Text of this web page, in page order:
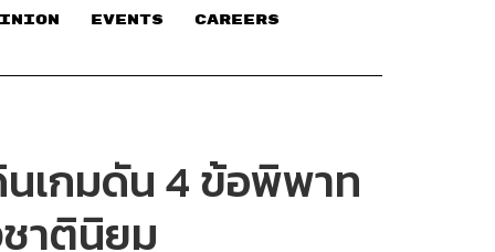
EVENTS CAREERS
เกมดัน 4 ข้อพิพาท
าตินิยม